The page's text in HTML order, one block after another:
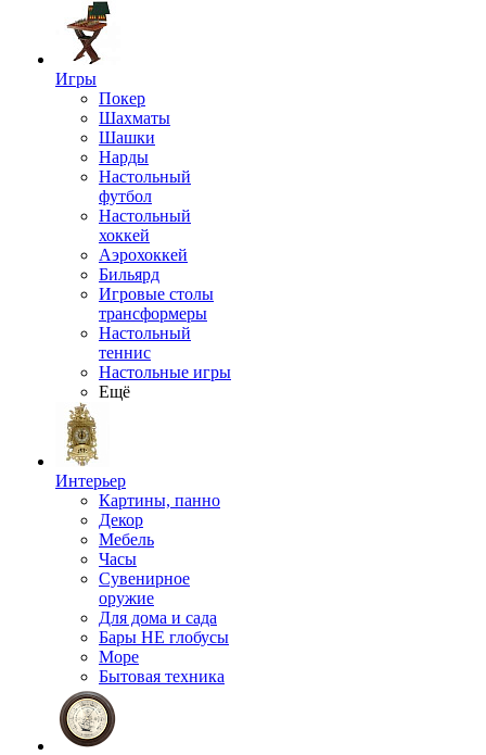
Игры
Покер
Шахматы
Шашки
Нарды
Настольный
футбол
Настольный
хоккей
Аэрохоккей
Бильярд
Игровые столы
трансформеры
Настольный
теннис
Настольные игры
Ещё
Интерьер
Картины, панно
Декор
Мебель
Часы
Сувенирное
оружие
Для дома и сада
Бары НЕ глобусы
Море
Бытовая техника